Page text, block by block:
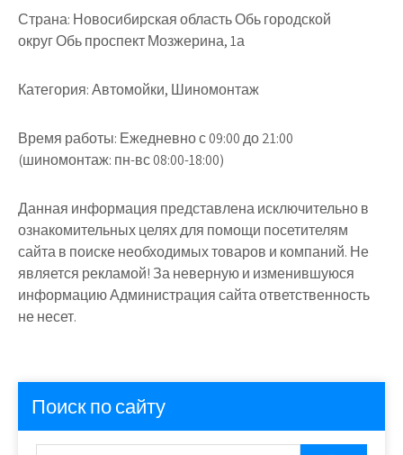
Страна: Новосибирская область Обь городской
округ Обь проспект Мозжерина, 1а
Категория:Автомойки, Шиномонтаж
Время работы: Ежедневно с 09:00 до 21:00
(шиномонтаж: пн-вс 08:00-18:00)
Данная информация представлена исключительно в
ознакомительных целях для помощи посетителям
сайта в поиске необходимых товаров и компаний. Не
является рекламой! За неверную и изменившуюся
информацию Администрация сайта ответственность
не несет.
Поиск по сайту